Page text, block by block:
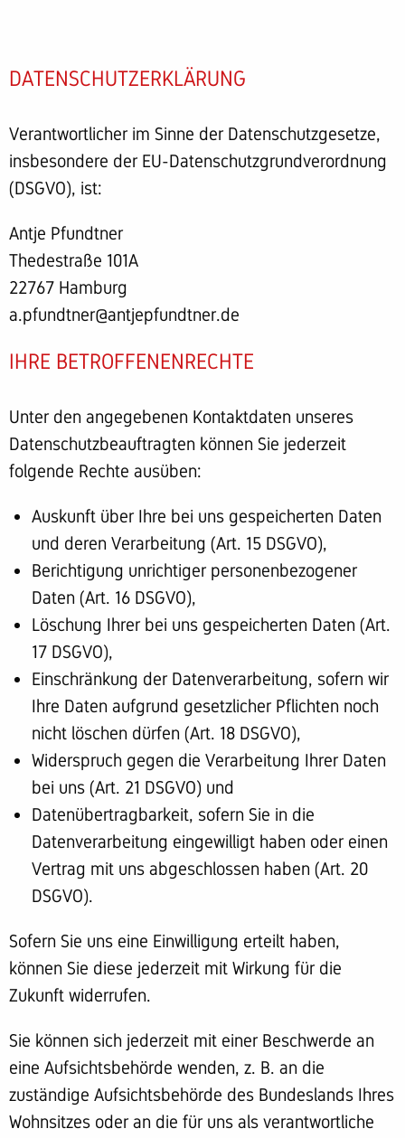
DATENSCHUTZERKLÄRUNG
Verantwortlicher im Sinne der Datenschutzgesetze,
insbesondere der EU-Datenschutzgrundverordnung
(DSGVO), ist:
Antje Pfundtner
Thedestraße 101A
22767 Hamburg
a.pfundtner@antjepfundtner.de
IHRE BETROFFENENRECHTE
Unter den angegebenen Kontaktdaten unseres
Datenschutzbeauftragten können Sie jederzeit
folgende Rechte ausüben:
Auskunft über Ihre bei uns gespeicherten Daten
und deren Verarbeitung (Art. 15 DSGVO),
Berichtigung unrichtiger personenbezogener
Daten (Art. 16 DSGVO),
Löschung Ihrer bei uns gespeicherten Daten (Art.
17 DSGVO),
Einschränkung der Datenverarbeitung, sofern wir
Ihre Daten aufgrund gesetzlicher Pflichten noch
nicht löschen dürfen (Art. 18 DSGVO),
Widerspruch gegen die Verarbeitung Ihrer Daten
bei uns (Art. 21 DSGVO) und
Datenübertragbarkeit, sofern Sie in die
Datenverarbeitung eingewilligt haben oder einen
Vertrag mit uns abgeschlossen haben (Art. 20
DSGVO).
Sofern Sie uns eine Einwilligung erteilt haben,
können Sie diese jederzeit mit Wirkung für die
Zukunft widerrufen.
Sie können sich jederzeit mit einer Beschwerde an
eine Aufsichtsbehörde wenden, z. B. an die
zuständige Aufsichtsbehörde des Bundeslands Ihres
Wohnsitzes oder an die für uns als verantwortliche